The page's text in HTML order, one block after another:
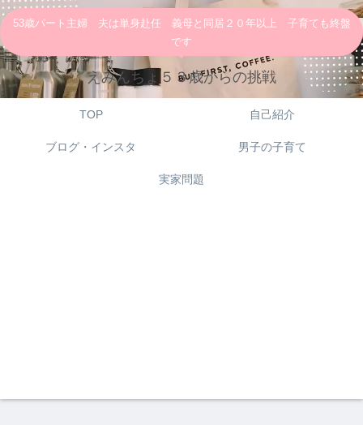
53歳パート主婦 夫は単身赴任 義母と同居２０年以上 子育ても終盤
です
えみんちょ５３歳からの挑戦
TOP 自己紹介
ブログ・インスタ 男子の子育て
実家問題